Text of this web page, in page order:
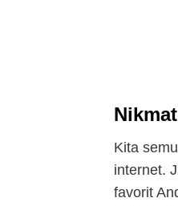
Kita
internet.
favorit